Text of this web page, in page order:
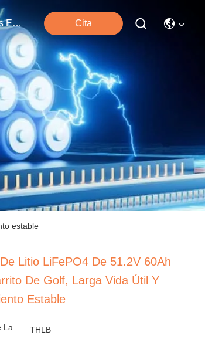
Éntrenos En Contacto Con Cita
estable
Litio LiFePO4 De 51.2V 60Ah
De Golf, Larga Vida Útil Y
Estable
La
THLB